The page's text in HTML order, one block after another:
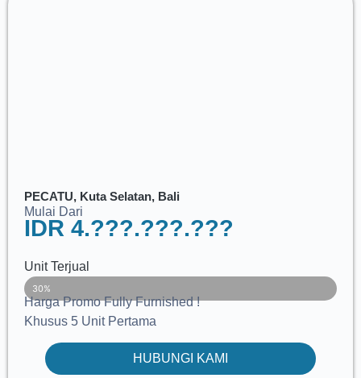
PECATU, Kuta Selatan, Bali
Mulai Dari
IDR 4.???.???.???
Unit Terjual
Sold
30%
Harga Promo Fully Furnished !
Khusus 5 Unit Pertama
HUBUNGI KAMI